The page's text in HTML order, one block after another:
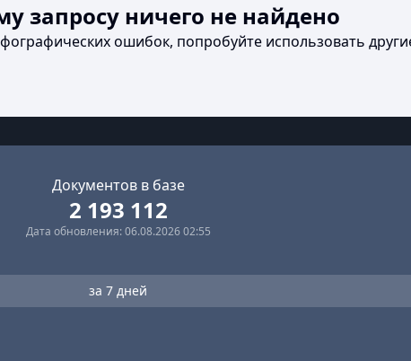
запросу ничего не найдено
ошибок, попробуйте использовать
Документов в базе
2 193 112
Дата обновления: 06.08.2026 02:55
за 7 дней